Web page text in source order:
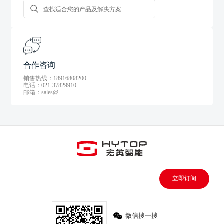
合作咨询
销售热线：18916808200
电话：021-37829910
邮箱：sales@
立即订阅
微信搜一搜